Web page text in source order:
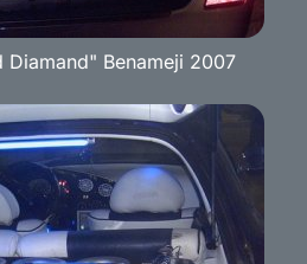
Diamand" Benameji 2007